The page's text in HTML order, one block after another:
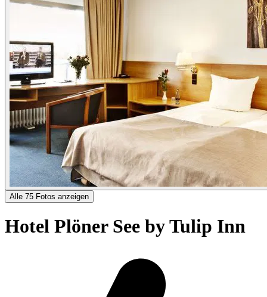
Alle 75 Fotos anzeigen
Hotel Plöner See by Tulip Inn